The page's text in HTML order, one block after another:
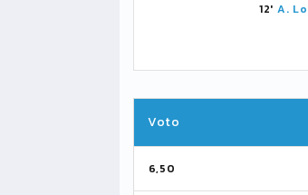
12' A.
Voto
6,50